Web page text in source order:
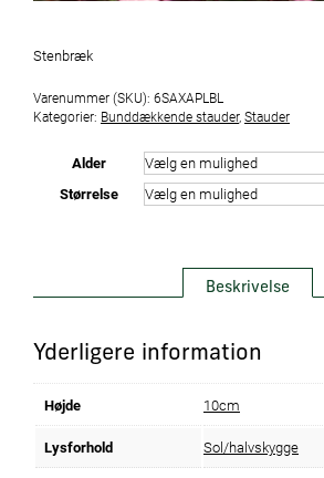
Stenbræk
Varenummer (SKU): 6SAXAPLBL
Kategorier: Bunddækkende stauder, Stauder
Alder
Størrelse
Beskrivelse
Yderligere information
Højde 10cm
Lysforhold Sol/halvskygge